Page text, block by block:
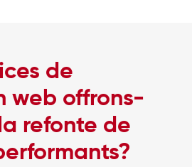
de
web offrons-
refonte de